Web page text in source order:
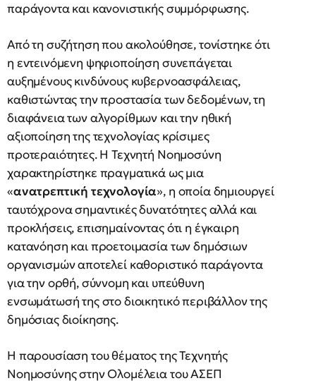
παράγοντα και κανονιστικής συμμόρφωσης.
Από τη συζήτηση που ακολούθησε, τονίστηκε ότι
η εντεινόμενη ψηφιοποίηση συνεπάγεται
αυξημένους κινδύνους κυβερνοασφάλειας,
καθιστώντας την προστασία των δεδομένων, τη
διαφάνεια των αλγορίθμων και την ηθική
αξιοποίηση της τεχνολογίας κρίσιμες
προτεραιότητες. Η Τεχνητή Νοημοσύνη
χαρακτηρίστηκε πραγματικά ως μια
«ανατρεπτική τεχνολογία», η οποία δημιουργεί
ταυτόχρονα σημαντικές δυνατότητες αλλά και
προκλήσεις, επισημαίνοντας ότι η έγκαιρη
κατανόηση και προετοιμασία των δημόσιων
οργανισμών αποτελεί καθοριστικό παράγοντα
για την ορθή, σύννομη και υπεύθυνη
ενσωμάτωσή της στο διοικητικό περιβάλλον της
δημόσιας διοίκησης.
Η παρουσίαση του θέματος της Τεχνητής
Νοημοσύνης στην Ολομέλεια του ΑΣΕΠ